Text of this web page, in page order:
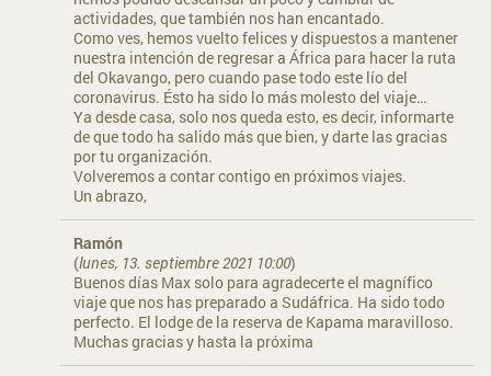
actividades, que también nos han encantado.
Como ves, hemos vuelto felices y dispuestos a mantener
nuestra intención de regresar a África para hacer la ruta
del Okavango, pero cuando pase todo este lío del
coronavirus. Ésto ha sido lo más molesto del viaje…
Ya desde casa, solo nos queda esto, es decir, informarte
de que todo ha salido más que bien, y darte las gracias
por tu organización.
Volveremos a contar contigo en próximos viajes.
Un abrazo,
Ramón
(lunes, 13. septiembre 2021 10:00)
Buenos días Max solo para agradecerte el magnífico
viaje que nos has preparado a Sudáfrica. Ha sido todo
perfecto. El lodge de la reserva de Kapama maravilloso.
Muchas gracias y hasta la próxima